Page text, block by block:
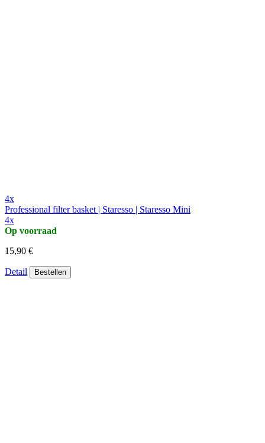
4x
Professional filter basket | Staresso | Staresso Mini
4x
Op voorraad
15,90 €
Detail Bestellen